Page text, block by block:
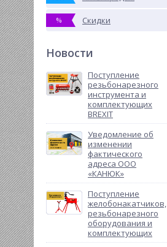
% Скидки
Новости
Поступление
резьбонарезного
инструмента и
комплектующих
BREXIT
Уведомление об
изменении
фактического
адреса ООО
«КАНЮК»
Поступление
желобонакатчиков,
резьбонарезного
оборудования и
комплектующих